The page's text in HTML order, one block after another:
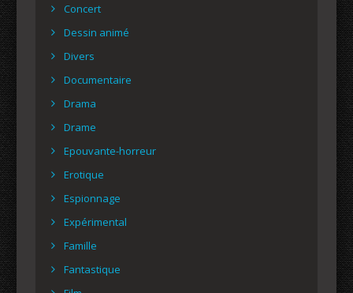
Concert
Dessin animé
Divers
Documentaire
Drama
Drame
Epouvante-horreur
Erotique
Espionnage
Expérimental
Famille
Fantastique